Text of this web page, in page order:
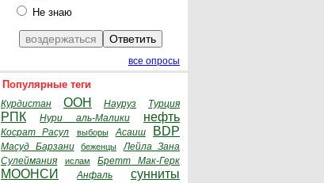
Не знаю
все опросы
Популярные теги
Курдистан ООН Науруз Турция
РПК Нури аль-Малики нефть
Косрат Расул выборы Асаиш BDP
Масуд Барзани беженцы
Лейла Зана
Сулеймания
ислам Бретт Мак-Герк
МООНСИ Анфаль сунниты